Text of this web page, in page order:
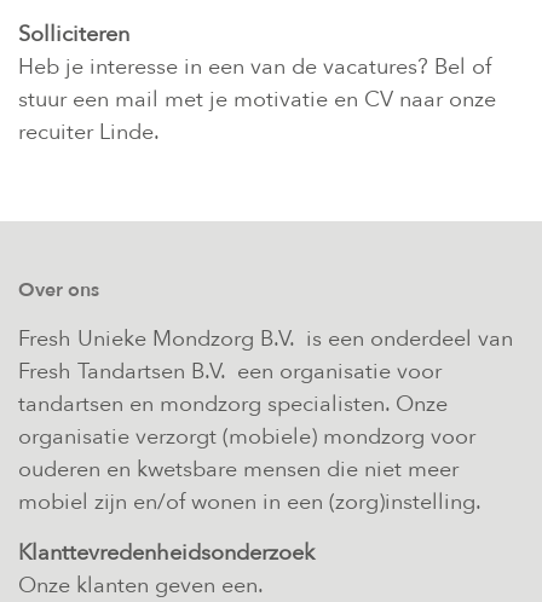
Solliciteren
Heb je interesse in een van de vacatures? Bel of
stuur een mail met je motivatie en CV naar onze
recuiter Linde.
Over ons
Fresh Unieke Mondzorg B.V. is een onderdeel van
Fresh Tandartsen B.V. een organisatie voor
tandartsen en mondzorg specialisten. Onze
organisatie verzorgt (mobiele) mondzorg voor
ouderen en kwetsbare mensen die niet meer
mobiel zijn en/of wonen in een (zorg)instelling.
Klanttevredenheidsonderzoek
Onze klanten geven een.